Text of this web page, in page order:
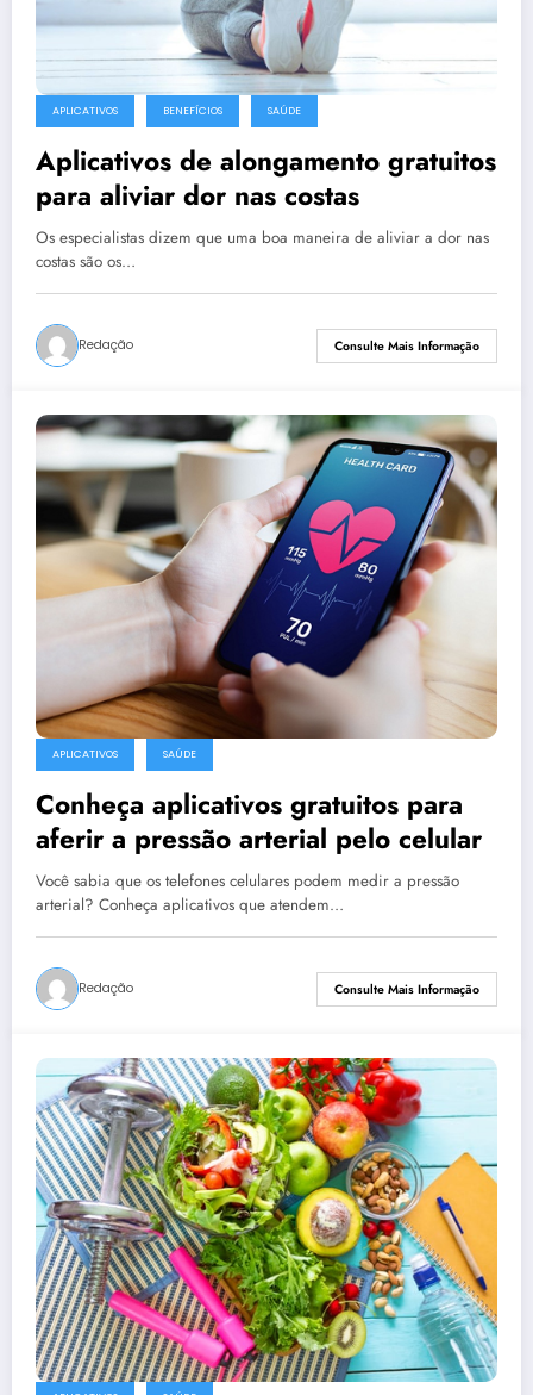
APLICATIVOS BENEFÍCIOS SAÚDE
Aplicativos de alongamento gratuitos
para aliviar dor nas costas
Os especialistas dizem que uma boa maneira de aliviar a dor nas
costas são os…
Redação Consulte Mais Informação
APLICATIVOS SAÚDE
Conheça aplicativos gratuitos para
aferir a pressão arterial pelo celular
Você sabia que os telefones celulares podem medir a pressão
arterial? Conheça aplicativos que atendem…
Redação Consulte Mais Informação